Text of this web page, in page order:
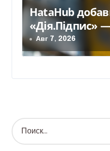
HataHub
«Дія.Підпис»
Авг 7, 2026
Н
а